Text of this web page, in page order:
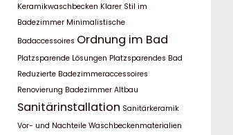
Keramikwaschbecken Klarer Stil im
Badezimmer Minimalistische
Badaccessoires Ordnung im Bad
Platzsparende Lösungen Platzsparendes Bad
Reduzierte Badezimmeraccessoires
Renovierung Badezimmer Altbau
Sanitärinstallation Sanitärkeramik
Vor- und Nachteile Waschbeckenmaterialien